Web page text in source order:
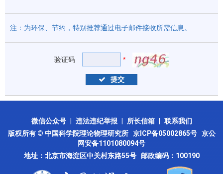
注：为环保、节约，特别推荐通过电子邮件接收所需信息。
验证码 *
提交
微信公众号 违法违纪举报 所长信箱
联系我们
版权所有 © 中国科学院理论物理研究所 京ICP备05002865号 京公
网安备1101080094号
地址：北京市海淀区中关村东路55号 邮政编码：100190